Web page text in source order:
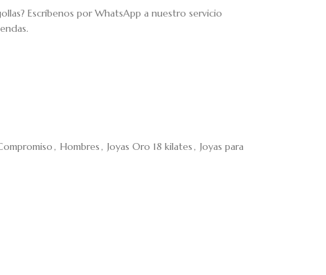
Escríbenos por WhatsApp a nuestro servicio
, Hombres, Joyas Oro 18 kilates, Joyas para